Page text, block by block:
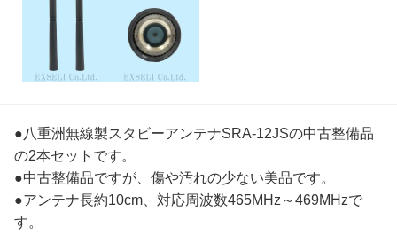
●八重洲無線製スタビーアンテナSRA-12JSの中古整備品
の2本セットです。
●中古整備品ですが、傷や汚れの少ない美品です。
●アンテナ長約10cm、対応周波数465MHz～469MHzで
す。